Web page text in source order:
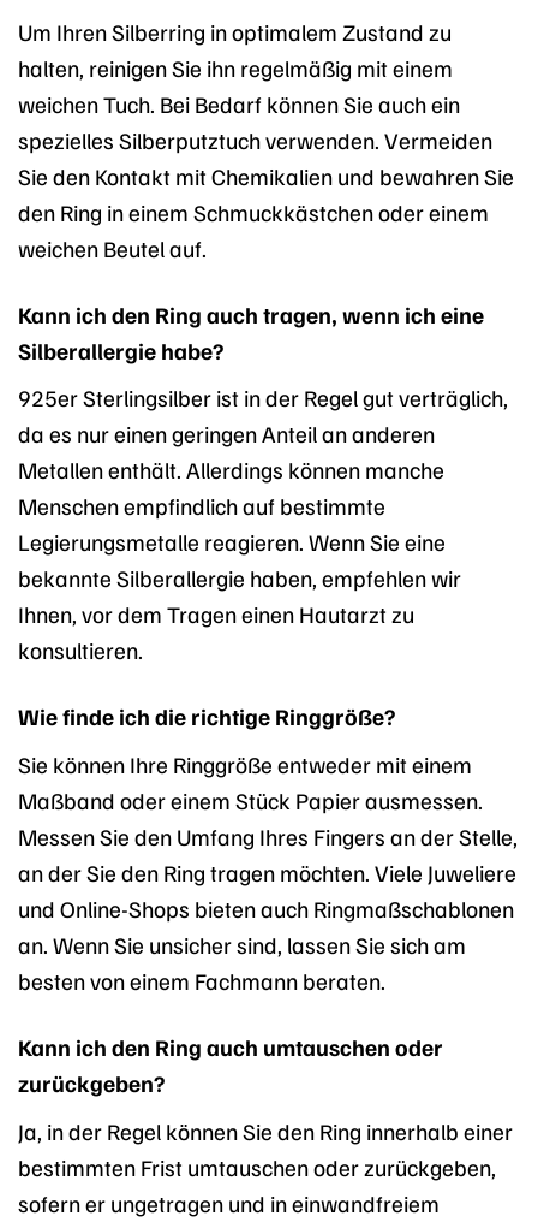
Um Ihren Silberring in optimalem Zustand zu
halten, reinigen Sie ihn regelmäßig mit einem
weichen Tuch. Bei Bedarf können Sie auch ein
spezielles Silberputztuch verwenden. Vermeiden
Sie den Kontakt mit Chemikalien und bewahren Sie
den Ring in einem Schmuckkästchen oder einem
weichen Beutel auf.
Kann ich den Ring auch tragen, wenn ich eine
Silberallergie habe?
925er Sterlingsilber ist in der Regel gut verträglich,
da es nur einen geringen Anteil an anderen
Metallen enthält. Allerdings können manche
Menschen empfindlich auf bestimmte
Legierungsmetalle reagieren. Wenn Sie eine
bekannte Silberallergie haben, empfehlen wir
Ihnen, vor dem Tragen einen Hautarzt zu
konsultieren.
Wie finde ich die richtige Ringgröße?
Sie können Ihre Ringgröße entweder mit einem
Maßband oder einem Stück Papier ausmessen.
Messen Sie den Umfang Ihres Fingers an der Stelle,
an der Sie den Ring tragen möchten. Viele Juweliere
und Online-Shops bieten auch Ringmaßschablonen
an. Wenn Sie unsicher sind, lassen Sie sich am
besten von einem Fachmann beraten.
Kann ich den Ring auch umtauschen oder
zurückgeben?
Ja, in der Regel können Sie den Ring innerhalb einer
bestimmten Frist umtauschen oder zurückgeben,
sofern er ungetragen und in einwandfreiem